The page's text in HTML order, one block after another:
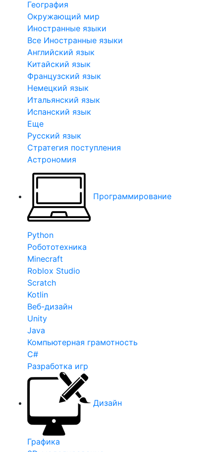
География
Окружающий мир
Иностранные языки
Все Иностранные языки
Английский язык
Китайский язык
Французский язык
Немецкий язык
Итальянский язык
Испанский язык
Еще
Русский язык
Стратегия поступления
Астрономия
Программирование
Python
Робототехника
Minecraft
Roblox Studio
Scratch
Kotlin
Веб-дизайн
Unity
Java
Компьютерная грамотность
C#
Разработка игр
Дизайн
Графика